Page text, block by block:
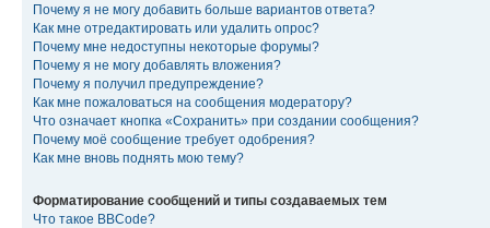
Почему я не могу добавить больше вариантов ответа?
Как мне отредактировать или удалить опрос?
Почему мне недоступны некоторые форумы?
Почему я не могу добавлять вложения?
Почему я получил предупреждение?
Как мне пожаловаться на сообщения модератору?
Что означает кнопка «Сохранить» при создании сообщения?
Почему моё сообщение требует одобрения?
Как мне вновь поднять мою тему?
Форматирование сообщений и типы создаваемых тем
Что такое BBCode?